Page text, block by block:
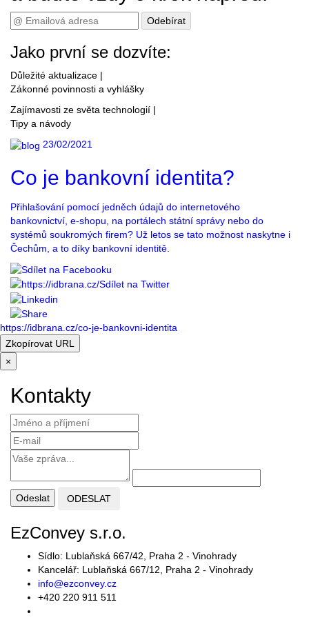
Odebírat
Jako první se dozvíte:
Důležité aktualizace |
Zákonné povinnosti a vyhlášky
Zajímavosti ze světa technologií |
Tipy a návody
23/02/2021
Co je bankovní identita?
Přihlašování pomocí jedněch údajů do internetového
bankovnictví, e-shopu, na portálech státní správy nebo do
systémů soukromých firem? Už letos se tato možnost naskytne i
Čechům, a to díky bankovní identitě.
https://idbrana.cz/co-je-bankovni-identita
Zkopírovat URL
×
Kontakty
EzConvey s.r.o.
Sídlo: Lublaňská 667/42, Praha 2 - Vinohrady
Kancelář: Lublaňská 667/12, Praha 2 - Vinohrady
info@ezconvey.cz
+420 220 911 511